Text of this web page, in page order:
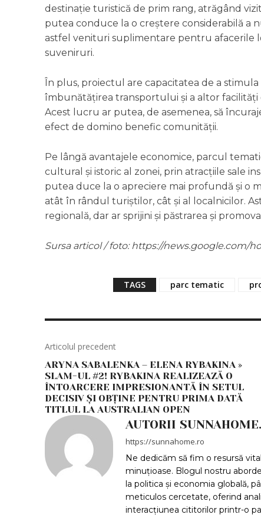
destinație turistică de prim rang, atrăgând
putea conduce la o creștere considerabilă a
astfel venituri suplimentare pentru afacerile
suveniruri.
În plus, proiectul are capacitatea de a
îmbunătățirea transportului și a altor
Acest lucru ar putea, de asemenea, să
efect de domino benefic comunității.
Pe lângă avantajele economice, parcul
cultural și istoric al zonei, prin atracțiile sale
putea duce la o apreciere mai profundă și o
atât în rândul turiștilor, cât și al localnicilor.
regională, dar ar sprijini și păstrarea și
Sursa articol / foto: https://news.google.com/
TAGS parc tematic
Articolul precedent
ARYNA SABALENKA – ELENA RYBAKINA »
SLAM-UL #2! RYBAKINA REALIZEAZĂ O
ÎNTOARCERE IMPRESIONANTĂ ÎN SETUL
DECISIV ȘI OBȚINE PENTRU PRIMA DATĂ
TITLUL LA AUSTRALIAN OPEN
AUTORII
https://sunnahome.ro
Ne dedicăm să fim o resursă
minuțioase. Blogul nostru
la politica și economia globală,
meticulos cercetate, oferind
interacțiunea cititorilor printr-o